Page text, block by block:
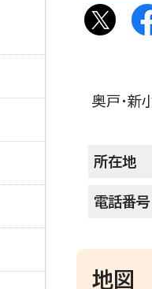
奥戸・新
所在地
電話番号
地図